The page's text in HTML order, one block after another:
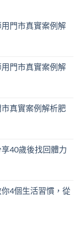
門市真實案例解
門市真實案例解
真實案例解析肥
40歲後找回體力
4個生活習慣，從